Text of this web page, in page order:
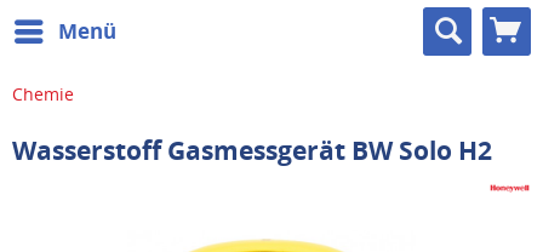
Menü
Chemie
Wasserstoff Gasmessgerät BW Solo H2